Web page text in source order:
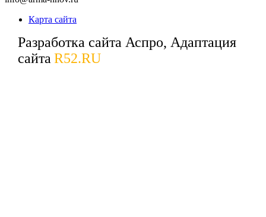
Карта сайта
Разработка сайта Аспро, Адаптация
сайта R52.RU